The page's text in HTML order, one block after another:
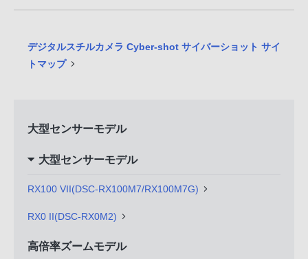
デジタルスチルカメラ Cyber-shot サイバーショット サイ
トマップ
大型センサーモデル
大型センサーモデル
RX100 VII(DSC-RX100M7/RX100M7G)
RX0 II(DSC-RX0M2)
高倍率ズームモデル